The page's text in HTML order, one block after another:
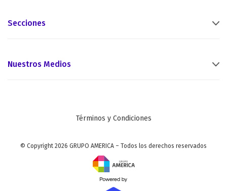
Secciones
Nuestros Medios
Términos y Condiciones
© Copyright 2026 GRUPO AMERICA – Todos los derechos reservados